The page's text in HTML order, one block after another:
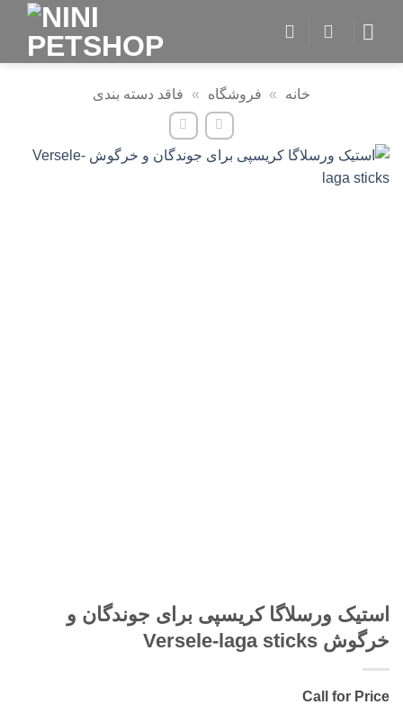
خانه » فروشگاه » فاقد دسته بندی
استیک ورسلاگا کریسپی برای جوندگان و
خرگوش Versele-laga sticks
Call for Price